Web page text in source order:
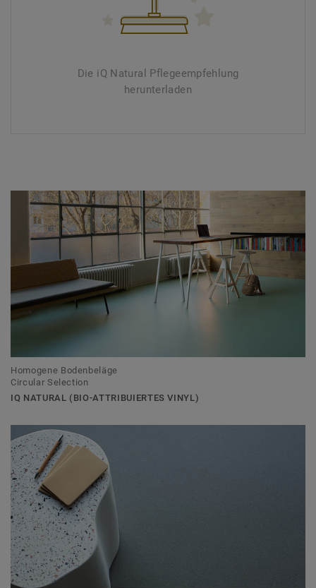
Die iQ Natural Pflegeempfehlung
herunterladen
Homogene Bodenbeläge
Circular Selection
IQ NATURAL (BIO-ATTRIBUIERTES VINYL)